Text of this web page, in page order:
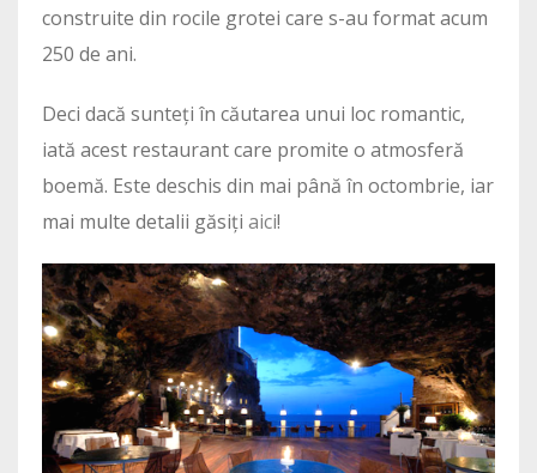
construite din rocile grotei care s-au format acum
250 de ani.
Deci dacă sunteți în căutarea unui loc romantic,
iată acest restaurant care promite o atmosferă
boemă. Este deschis din mai până în octombrie, iar
mai multe detalii găsiți aici!